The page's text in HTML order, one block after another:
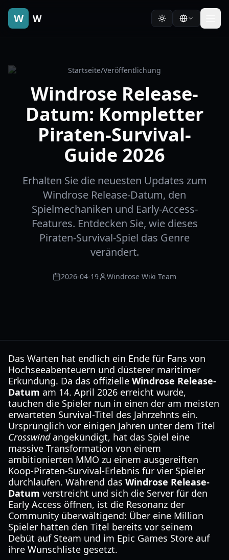
W W
Startseite/Veröffentlichung
Windrose Release-
Datum: Kompletter
Piraten-Survival-
Guide 2026
Erhalten Sie die neuesten Updates zum
Windrose Release-Datum, den
Spielmechaniken und Early-Access-
Features. Entdecken Sie, wie dieses
Piraten-Survival-Spiel das Genre
verändert.
2026-04-19 Windrose Wiki Team
Das Warten hat endlich ein Ende für Fans von
Hochseeabenteuern und düsterer maritimer
Erkundung. Da das offizielle Windrose Release-
Datum am 14. April 2026 erreicht wurde,
tauchen die Spieler nun in einen der am meisten
erwarteten Survival-Titel des Jahrzehnts ein.
Ursprünglich vor einigen Jahren unter dem Titel
Crosswindangekündigt, hat das Spiel eine
massive Transformation von einem
ambitionierten MMO zu einem ausgereiften
Koop-Piraten-Survival-Erlebnis für vier Spieler
durchlaufen. Während das Windrose Release-
Datum verstreicht und sich die Server für den
Early Access öffnen, ist die Resonanz der
Community überwältigend: Über eine Million
Spieler hatten den Titel bereits vor seinem
Debüt auf Steam und im Epic Games Store auf
ihre Wunschliste gesetzt.